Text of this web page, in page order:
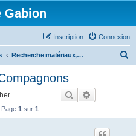
Gabion
Connexion
Inscription
Recherche matériaux, outillages...
Rechercher
Page 1 sur 1